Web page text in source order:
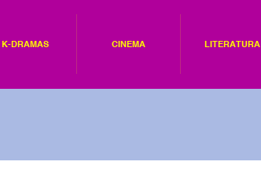
K-DRAMAS CINEMA LITERATURA